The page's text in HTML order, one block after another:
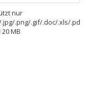
nur
.png/.gif/.doc/.xls/.pdf,
MB